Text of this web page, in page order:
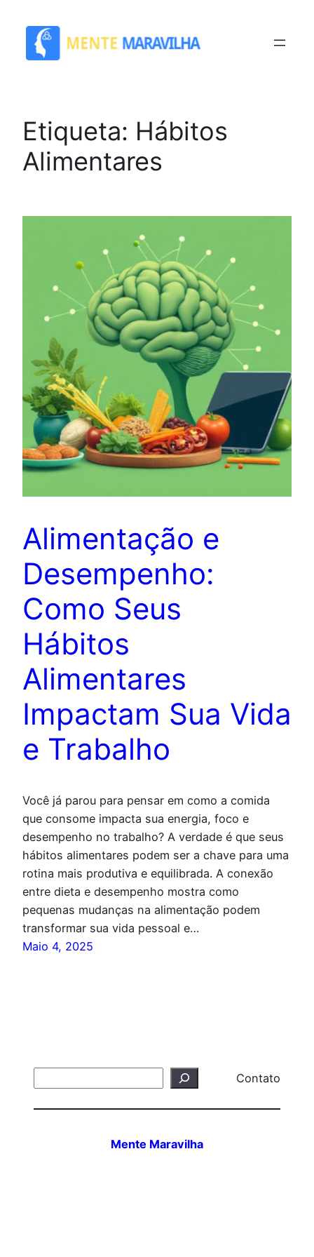
para
Etiqueta: Hábitos
Alimentares
Alimentação e
Desempenho:
Como Seus
Hábitos
Alimentares
Impactam Sua Vida
e Trabalho
Você já parou para pensar em como a comida
que consome impacta sua energia, foco e
desempenho no trabalho? A verdade é que seus
hábitos alimentares podem ser a chave para uma
rotina mais produtiva e equilibrada. A conexão
entre dieta e desempenho mostra como
pequenas mudanças na alimentação podem
transformar sua vida pessoal e…
Maio 4, 2025
Contato
Mente Maravilha